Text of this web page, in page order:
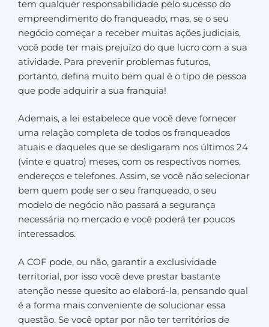
tem qualquer responsabilidade pelo sucesso do
empreendimento do franqueado, mas, se o seu
negócio começar a receber muitas ações judiciais,
você pode ter mais prejuízo do que lucro com a sua
atividade. Para prevenir problemas futuros,
portanto, defina muito bem qual é o tipo de pessoa
que pode adquirir a sua franquia!
Ademais, a lei estabelece que você deve fornecer
uma relação completa de todos os franqueados
atuais e daqueles que se desligaram nos últimos 24
(vinte e quatro) meses, com os respectivos nomes,
endereços e telefones. Assim, se você não selecionar
bem quem pode ser o seu franqueado, o seu
modelo de negócio não passará a segurança
necessária no mercado e você poderá ter poucos
interessados.
A COF pode, ou não, garantir a exclusividade
territorial, por isso você deve prestar bastante
atenção nesse quesito ao elaborá-la, pensando qual
é a forma mais conveniente de solucionar essa
questão. Se você optar por não ter territórios de